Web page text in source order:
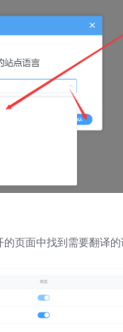
页面中找到需要翻译的